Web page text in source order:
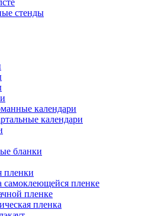
стенды
календари
календари
бланки
пленки
самоклеющейся пленке
пленке
пленка